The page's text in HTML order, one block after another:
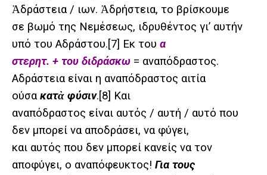
Ἀδράστεια / ιων. Ἀδρήστεια, το βρίσκουμε
σε βωμό της Νεμέσεως, ιδρυθέντος γι’ αυτήν
υπό του Αδράστου.[7] Εκ του α
στερητ. + του διδράσκω = αναπόδραστος.
Αδράστεια είναι η αναπόδραστος αιτία
ούσακατὰ φύσιν.[8] Και
αναπόδραστος είναι αυτός / αυτή / αυτό που
δεν μπορεί να αποδράσει, να φύγει,
και αυτός που δεν μπορεί κανείς να τον
αποφύγει, ο αναπόφευκτος! Για τους